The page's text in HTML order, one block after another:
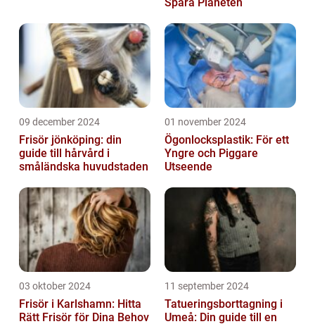
09 december 2024
Frisör jönköping: din
guide till hårvård i
småländska huvudstaden
01 november 2024
Ögonlocksplastik: För ett
Yngre och Piggare
Utseende
03 oktober 2024
Frisör i Karlshamn: Hitta
Rätt Frisör för Dina Behov
11 september 2024
Tatueringsborttagning i
Umeå: Din guide till en